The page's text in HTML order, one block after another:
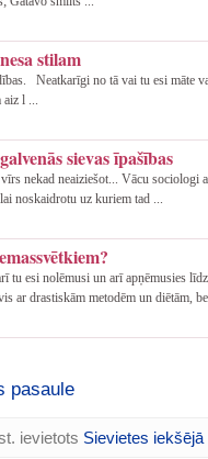
stilam
Neatkarīgi no tā vai tu esi māte
aiz l ...
sievas īpašības
nekad neaiziešot... Vācu sociologi
noskaidrotu uz kuriem tad ...
tu esi nolēmusi un arī apņēmusies līdz
ar drastiskām metodēm un diētām,
pasaule
ievietots Sievietes iekšējā